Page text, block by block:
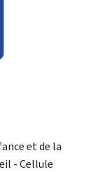
et de la
- Cellule